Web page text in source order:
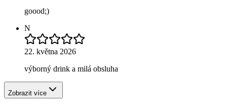
goood;)
N
22. května 2026
výborný drink a milá obsluha
Zobrazit více